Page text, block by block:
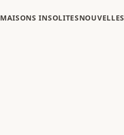
MAISONS INSOLITESNOUVELLES